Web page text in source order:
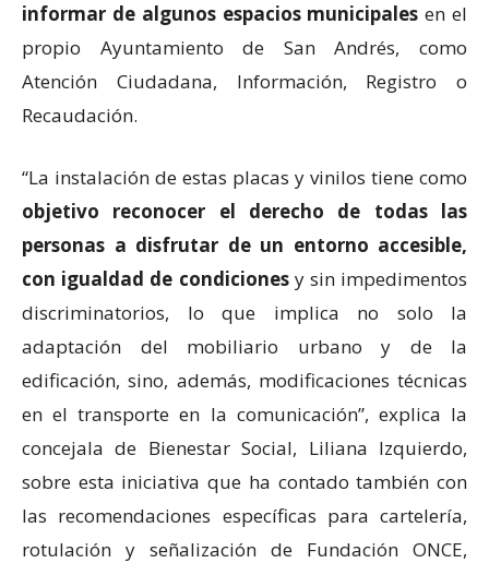
informar de algunos espacios municipales en el
propio Ayuntamiento de San Andrés, como
Atención Ciudadana, Información, Registro o
Recaudación.
“La instalación de estas placas y vinilos tiene como
objetivo reconocer el derecho de todas las
personas a disfrutar de un entorno accesible,
con igualdad de condicionesy sin impedimentos
discriminatorios, lo que implica no solo la
adaptación del mobiliario urbano y de la
edificación, sino, además, modificaciones técnicas
en el transporte en la comunicación”, explica la
concejala de Bienestar Social, Liliana Izquierdo,
sobre esta iniciativa que ha contado también con
las recomendaciones específicas para cartelería,
rotulación y señalización de Fundación ONCE,